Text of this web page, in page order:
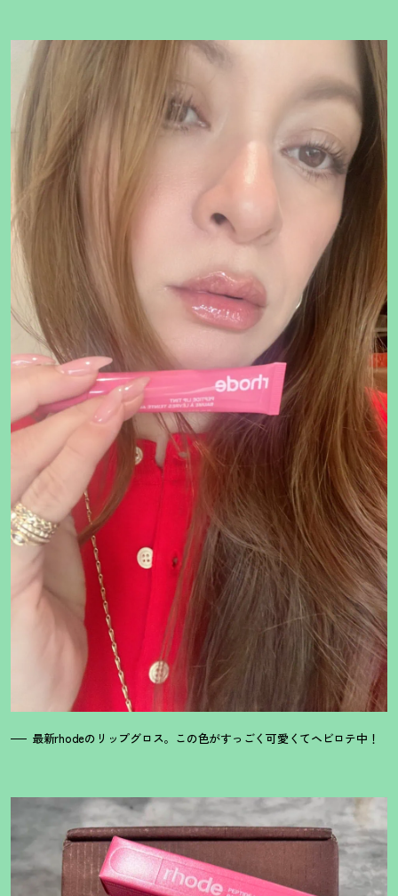
最新rhodeのリップグロス。この色がすっごく可愛くてヘビロテ中 ！